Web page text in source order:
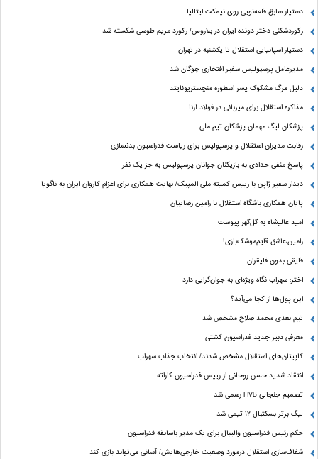
دستیار سابق قلعه‌نویی روی نیمکت ایتالیا
رکوردشکنی دختر دونده ایران در بلاروس/ رکورد مریم طوسی شکسته شد
دستیار اسپانیایی استقلال تا یکشنبه در تهران
مدیرعامل پرسپولیس سفیر افتخاری چوگان شد
دلیل مرگ مشکوک پسر اسطوره منچستریونایتد
مذاکره استقلال برای میزبانی در فولاد آرنا
پزشکان لیگ مهمان پزشکان تیم ملی
رقابت مدیران استقلال و پرسپولیس برای ریاست فدراسیون بدنسازی
پاسخ منفی حدادی به بازیکنان جوانان پرسپولیس به جز یک نفر
دیدار سفیر ژاپن با رییس کمیته ملی المپیک/ نهایت همکاری برای اعزام کاروان ایران به ناگویا
پایان همکاری باشگاه استقلال با رامین رضاییان
امید عالیشاه به گل‌گهر پیوست
رامین،عاشق قایم‌موشک‌بازی!
قایقی بدون قایقران
اختر: سهراب نگاه ویژه‌ای به جوان‌گرایی دارد
این پول‌ها از کجا می‌آید؟
تیم بعدی محمد صلاح مشخص شد
معرفی دبیر جدید فدراسیون کشتی
کاپیتان‌های استقلال مشخص شدند/ انتخاب جذاب سهراب
انتقاد شدید حسن روحانی از رییس فدراسیون کاراته
تصمیم جنجالی FIVB رسمی شد
لیگ برتر بسکتبال ۱۲ تیمی شد
حکم رئیس فدراسیون والیبال برای یک مدیر باسابقه فدراسیون
شفاف‌سازی استقلال درمورد وضعیت خارجی‌هایش/ آسانی می‌تواند بازی کند